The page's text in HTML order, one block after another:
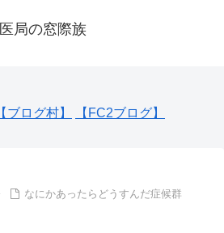
医局の窓際族
【ブログ村】 【FC2ブログ】
なにかあったらどうすんだ症候群